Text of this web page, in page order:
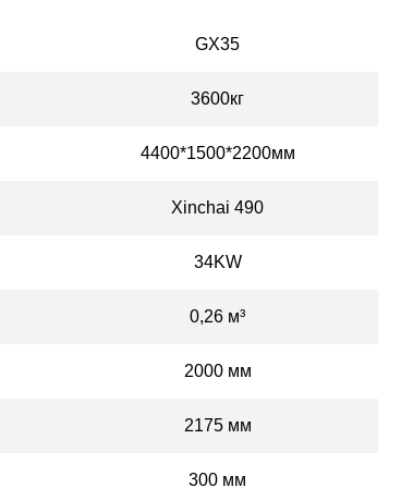
GX35
3600кг
4400*1500*2200мм
Xinchai 490
34KW
0,26 м³
2000 мм
2175 мм
300 мм